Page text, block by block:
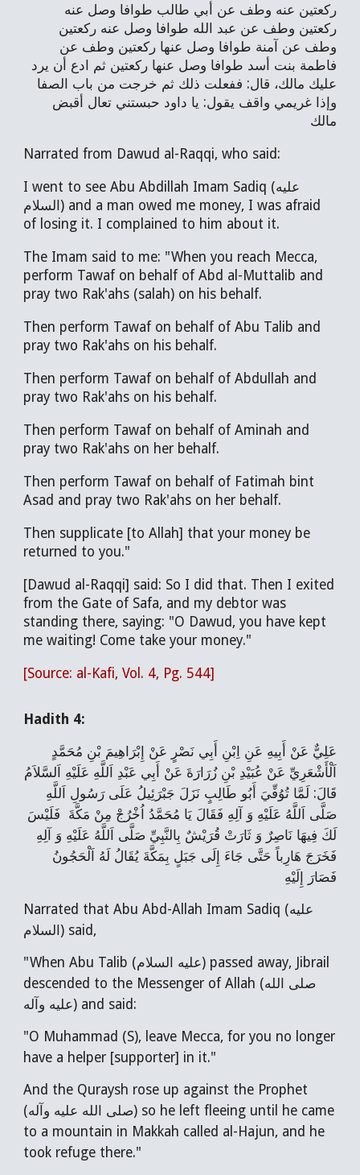
ركعتين عنه وطف عن أبي طالب طوافا وصل عنه
ركعتين وطف عن عبد الله طوافا وصل عنه ركعتين
وطف عن آمنة طوافا وصل عنها ركعتين وطف عن
فاطمة بنت أسد طوافا وصل عنها ركعتين ثم ادع أن يرد
عليك مالك، قال: ففعلت ذلك ثم خرجت من باب الصفا
وإذا غريمي واقف يقول: يا داود حبستني تعال أقبض
مالك
Narrated from Dawud al-Raqqi, who said:
I went to see Abu Abdillah Imam Sadiq (عليه
السلام) and a man owed me money, I was afraid
of losing it. I complained to him about it.
The Imam said to me: "When you reach Mecca,
perform Tawaf on behalf of Abd al-Muttalib and
pray two Rak'ahs (salah) on his behalf.
Then perform Tawaf on behalf of Abu Talib and
pray two Rak'ahs on his behalf.
Then perform Tawaf on behalf of Abdullah and
pray two Rak'ahs on his behalf.
Then perform Tawaf on behalf of Aminah and
pray two Rak'ahs on her behalf.
Then perform Tawaf on behalf of Fatimah bint
Asad and pray two Rak'ahs on her behalf.
Then supplicate [to Allah] that your money be
returned to you."
[Dawud al-Raqqi] said: So I did that. Then I exited
from the Gate of Safa, and my debtor was
standing there, saying: "O Dawud, you have kept
me waiting! Come take your money."
[Source: al-Kafi, Vol. 4, Pg. 544]
Hadith 4:
عَلِيٌّ عَنْ أَبِيهِ عَنِ اِبْنِ أَبِي نَصْرٍ عَنْ إِبْرَاهِيمَ بْنِ مُحَمَّدٍ
اَلْأَشْعَرِيِّ عَنْ عُبَيْدِ بْنِ زُرَارَةَ عَنْ أَبِي عَبْدِ اَللَّهِ عَلَيْهِ اَلسَّلاَمُ
قَالَ: لَمَّا تُوُفِّيَ أَبُو طَالِبٍ نَزَلَ جَبْرَئِيلُ عَلَی‌ رَسُولِ اَللَّهِ
صَلَّی‌ اَللَّهُ عَلَيْهِ وَ آلِهِ فَقَالَ يَا مُحَمَّدُ اُخْرُجْ مِنْ مَكَّةَ فَلَيْسَ
لَكَ فِيهَا نَاصِرٌ وَ ثَارَتْ قُرَيْشٌ بِالنَّبِيِّ صَلَّی‌ اَللَّهُ عَلَيْهِ وَ آلِهِ
فَخَرَجَ هَارِباً حَتَّی‌ جَاءَ إِلَی‌ جَبَلٍ بِمَكَّةَ يُقَالُ لَهُ اَلْحَجُونُ
فَصَارَ إِلَيْهِ
Narrated that Abu Abd-Allah Imam Sadiq (عليه
السلام) said,
"When Abu Talib (عليه السلام) passed away, Jibrail
descended to the Messenger of Allah (صلى الله
عليه وآله) and said:
"O Muhammad (S), leave Mecca, for you no longer
have a helper [supporter] in it."
And the Quraysh rose up against the Prophet
(صلى الله عليه وآله) so he left fleeing until he came
to a mountain in Makkah called al-Hajun, and he
took refuge there."